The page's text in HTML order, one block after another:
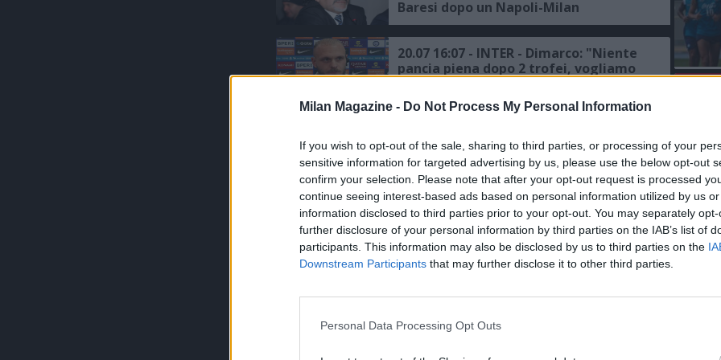
Milan Magazine - Do Not Process My Personal Information
If you wish to opt-out of the sale, sharing to third parties, or processing of your
sensitive information for targeted advertising by us, please use the below opt-out
confirm your selection. Please note that after your opt-out request is processed
continue seeing interest-based ads based on personal information utilized by us
information disclosed to third parties prior to your opt-out. You may separately
further disclosure of your personal information by third parties on the IAB’s list of
participants. This information may also be disclosed by us to third parties on the
Downstream Participants that may further disclose it to other third parties.
Personal Data Processing Opt Outs
Baresi dopo un Napoli-Milan
20.07 16:07 - INTER - Dimarco: "Niente
pancia piena dopo 2 trofei, vogliamo
lo Scudetto, Milan, Napoli, Juventus,
Roma e Atalanta le principali rivali"
Amorim aspetta Rabiot e Maignan, i
rossoneri non intendono privarsene
12.07 09:26 - GAZZETTA - Napoli, il
Milan non vuole cedere facilmente
Rabiot, l'idea di Cardinale
Napoli, i possibili "intrecci" di